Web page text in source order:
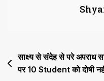
Post
navigation
साक्ष्य से संदेह से परे अपराध
पर 10 Student को दोषी